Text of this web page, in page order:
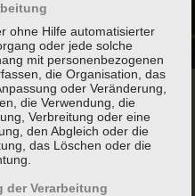
ohne Hilfe automatisierter
oder jede solche
mit personenbezogenen
die Organisation, das
oder Veränderung,
die Verwendung, die
Verbreitung oder eine
den Abgleich oder die
das Löschen oder die
Verarbeitung